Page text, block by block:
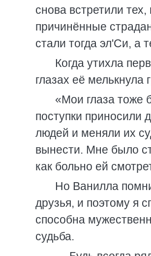
снова встретили
причинённые
стали тогда эл'Си, а
Когда утихла
глазах её мелькнула
«Мои глаза
поступки приносили
людей и меняли их
вынести. Мне было
как больно ей
Но Ванилла
друзья, и поэтому я
способна
судьба.